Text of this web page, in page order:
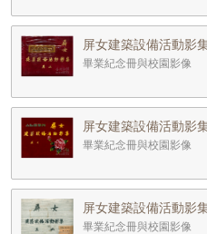
屏女建築設備活動影
畢業紀念冊與校園影像
屏女建築設備活動影
畢業紀念冊與校園影像
屏女建築設備活動影
畢業紀念冊與校園影像